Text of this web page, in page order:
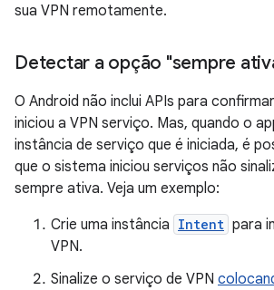
sua VPN remotamente.
Detectar a opção "sempre
O Android não inclui APIs para
iniciou a VPN serviço. Mas, quando o
instância de serviço que é iniciada, é
que o sistema iniciou serviços não
sempre ativa. Veja um exemplo:
Crie uma instância Intent para
VPN.
Sinalize o serviço de VPN